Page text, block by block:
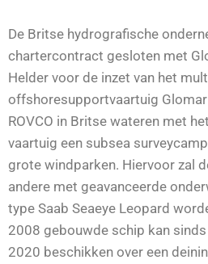
De Britse hydrografische
chartercontract gesloten met
Helder voor de inzet van het
offshoresupportvaartuig Glomar
ROVCO in Britse wateren met
vaartuig een subsea
grote windparken. Hiervoor zal
andere met geavanceerde
type Saab Seaeye Leopard
2008 gebouwde schip kan
2020 beschikken over een